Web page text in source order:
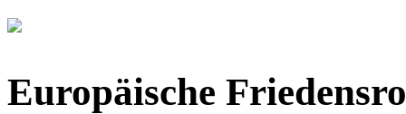
Europäische